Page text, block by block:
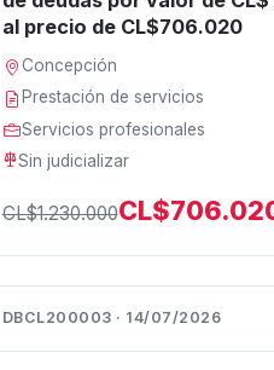
al precio de CL$706.020
Concepción
Prestación de servicios
Servicios profesionales
Sin judicializar
CL$1.230.000
DBCL200003 · 14/07/2026